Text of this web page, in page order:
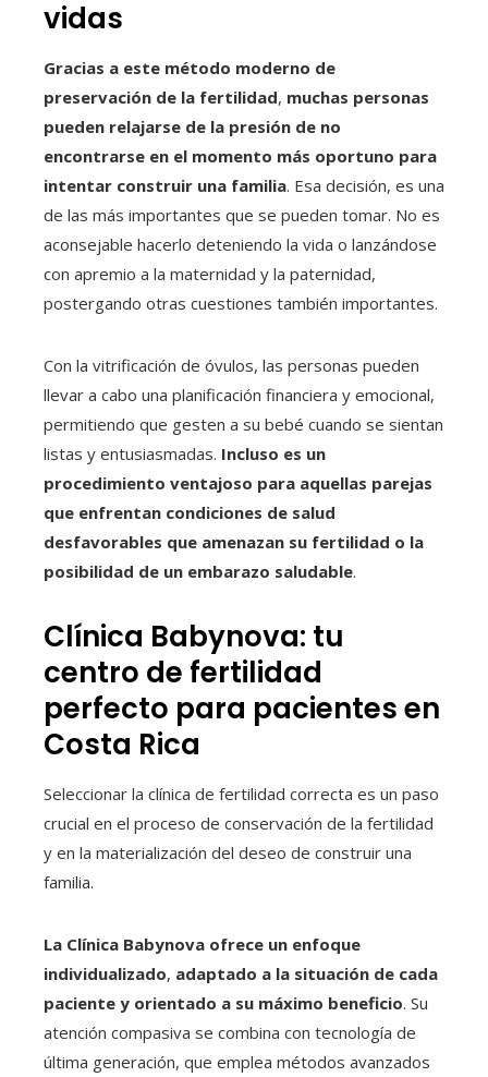
vidas
Gracias a este método moderno de
preservación de la fertilidad, muchas personas
pueden relajarse de la presión de no
encontrarse en el momento más oportuno para
intentar construir una familia. Esa decisión, es una
de las más importantes que se pueden tomar. No es
aconsejable hacerlo deteniendo la vida o lanzándose
con apremio a la maternidad y la paternidad,
postergando otras cuestiones también importantes.
Con la vitrificación de óvulos, las personas pueden
llevar a cabo una planificación financiera y emocional,
permitiendo que gesten a su bebé cuando se sientan
listas y entusiasmadas. Incluso es un
procedimiento ventajoso para aquellas parejas
que enfrentan condiciones de salud
desfavorables que amenazan su fertilidad o la
posibilidad de un embarazo saludable.
Clínica Babynova: tu
centro de fertilidad
perfecto para pacientes en
Costa Rica
Seleccionar la clínica de fertilidad correcta es un paso
crucial en el proceso de conservación de la fertilidad
y en la materialización del deseo de construir una
familia.
La Clínica Babynova ofrece un enfoque
individualizado, adaptado a la situación de cada
paciente y orientado a su máximo beneficio. Su
atención compasiva se combina con tecnología de
última generación, que emplea métodos avanzados